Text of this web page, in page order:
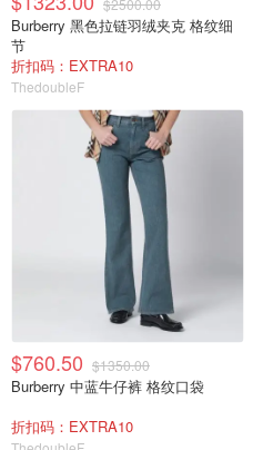
$2500.00
Burberry 黑色拉链羽绒夹克 格纹细
节
折扣码：EXTRA10
ThedoubleF
$760.50 $1350.00
Burberry 中蓝牛仔裤 格纹口袋
折扣码：EXTRA10